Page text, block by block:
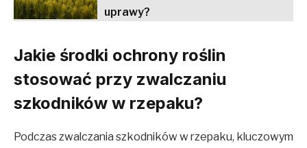
uprawy?
Jakie środki ochrony roślin
stosować przy zwalczaniu
szkodników w rzepaku?
Podczas zwalczania szkodników w rzepaku, kluczowym